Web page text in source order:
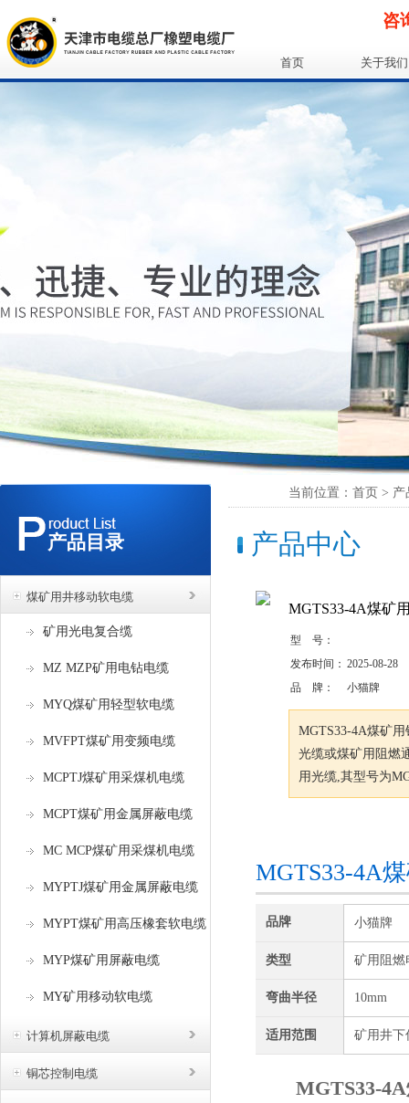
咨
首页 关于我们
产品目录
煤矿用井移动软电缆
矿用光电复合缆
MZ MZP矿用电钻电缆
MYQ煤矿用轻型软电缆
MVFPT煤矿用变频电缆
MCPTJ煤矿用采煤机电缆
MCPT煤矿用金属屏蔽电缆
MC MCP煤矿用采煤机电缆
MYPTJ煤矿用金属屏蔽电缆
MYPT煤矿用高压橡套软电缆
MYP煤矿用屏蔽电缆
MY矿用移动软电缆
计算机屏蔽电缆
铜芯控制电缆
当前位置：首页 > 产
产品中心
MGTS33-4A煤矿
型 号：
发布时间： 2025-08-28
品 牌：
小猫牌
MGTS33-4A煤矿
光缆或煤矿用阻燃
用光缆,其型号为
MGTS33-4A
品牌 小猫牌
类型 矿用阻燃
弯曲半径 10mm
适用范围 矿用井下
MGTS33-